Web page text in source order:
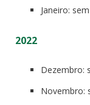
Janeiro:
2022
Dezembro:
Novembro: